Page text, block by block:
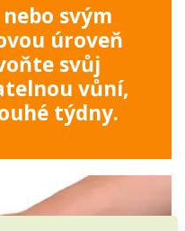
svým
úroveň
svůj
vůní,
týdny.